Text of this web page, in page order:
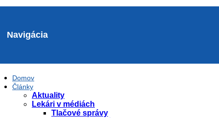
Navigácia
Domov
Články
Aktuality
Lekári v médiách
Tlačové správy